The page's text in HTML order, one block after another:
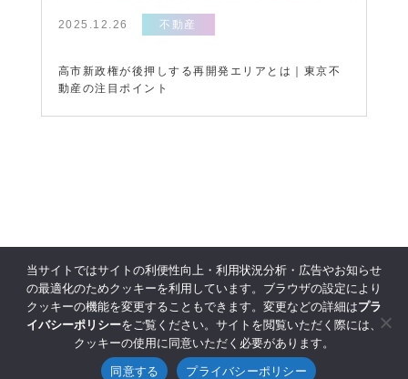
2025.12.26 不動産
高市新政権が後押しする再開発エリアとは｜東京不
動産の注目ポイント
当サイトではサイトの利便性向上・利用状況分析・広告やお知らせ
の最適化のためクッキーを利用しています。ブラウザの設定により
クッキーの機能を変更することもできます。変更などの詳細はプラ
イバシーポリシーをご覧ください。サイトを閲覧いただく際には、
クッキーの使用に同意いただく必要があります。
同意する
プライバシーポリシー